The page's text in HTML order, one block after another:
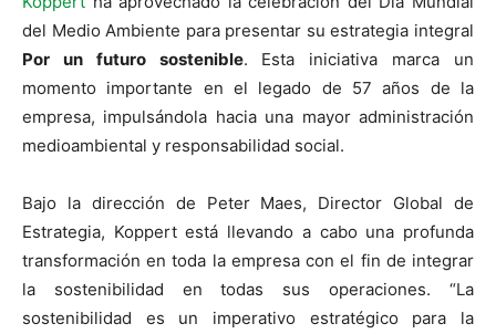
del Medio Ambiente para presentar su estrategia integral
Por un futuro sostenible. Esta iniciativa marca un
momento importante en el legado de 57 años de la
empresa, impulsándola hacia una mayor administración
medioambiental y responsabilidad social.
Bajo la dirección de Peter Maes, Director Global de
Estrategia, Koppert está llevando a cabo una profunda
transformación en toda la empresa con el fin de integrar
la sostenibilidad en todas sus operaciones. “La
sostenibilidad es un imperativo estratégico para la